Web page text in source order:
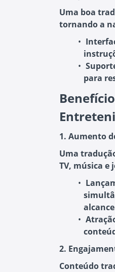
Uma boa
tornando a
para
1. Aumento
Uma
TV, música
2.
Conteúdo